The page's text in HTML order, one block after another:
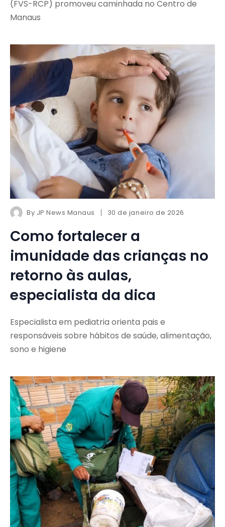
(FVS-RCP) promoveu caminhada no Centro de
Manaus
By JP News Manaus 30 de janeiro de 2026
Como fortalecer a
imunidade das crianças no
retorno às aulas,
especialista da dica
Especialista em pediatria orienta pais e
responsáveis sobre hábitos de saúde, alimentação,
sono e higiene